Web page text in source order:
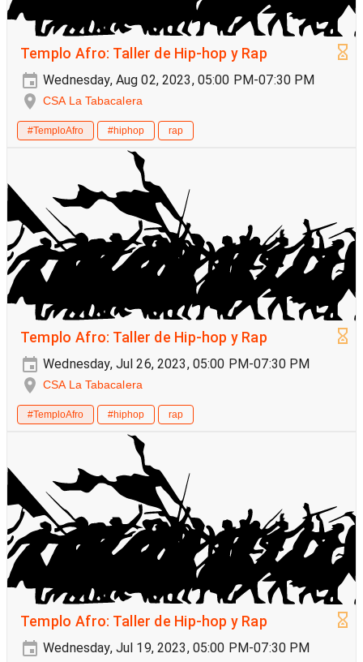
Templo Afro: Taller de Hip-hop y Rap
Wednesday, Aug 02, 2023, 05:00 PM-07:30 PM
CSA La Tabacalera
#TemploAfro #hiphop rap
Templo Afro: Taller de Hip-hop y Rap
Wednesday, Jul 26, 2023, 05:00 PM-07:30 PM
CSA La Tabacalera
#TemploAfro #hiphop rap
Templo Afro: Taller de Hip-hop y Rap
Wednesday, Jul 19, 2023, 05:00 PM-07:30 PM